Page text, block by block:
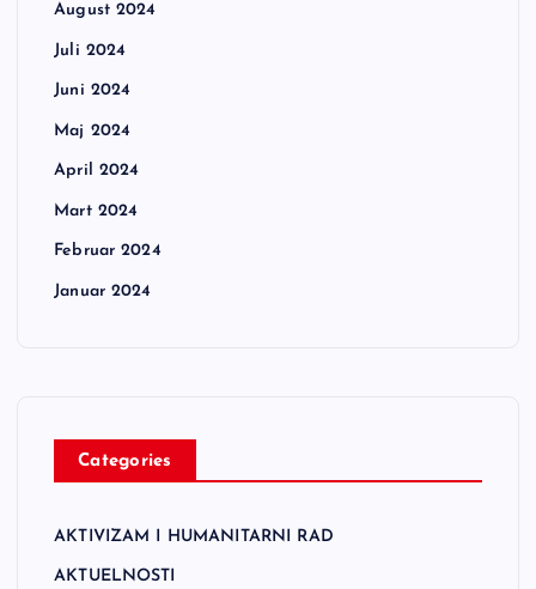
August 2024
Juli 2024
Juni 2024
Maj 2024
April 2024
Mart 2024
Februar 2024
Januar 2024
Categories
AKTIVIZAM I HUMANITARNI RAD
AKTUELNOSTI